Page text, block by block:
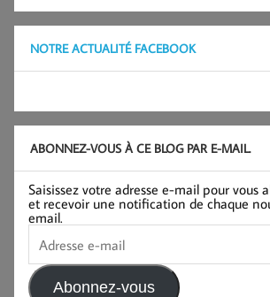
NOTRE ACTUALITÉ FACEBOOK
ABONNEZ-VOUS À CE BLOG PAR E-MAIL.
Saisissez votre adresse e-mail pour vous
et recevoir une notification de chaque
email.
Adresse
e-
mail
Abonnez-vous